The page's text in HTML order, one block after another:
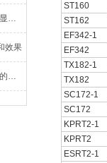
产气荚膜梭菌的检测、分离和计数显色培养基的储存条件
效果
艰难梭状芽胞杆菌检测显色培养基的灵敏度分析
ST160
ST162
EF342-1
EF342
TX182-1
TX182
SC172-1
SC172
KPRT2-1
KPRT2
ESRT2-1